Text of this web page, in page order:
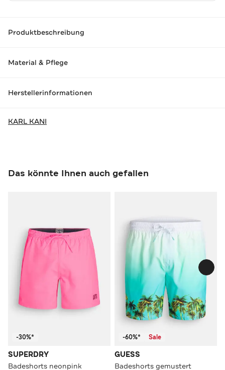
Produktbeschreibung
Material & Pflege
Herstellerinformationen
KARL KANI
Das könnte Ihnen auch gefallen
-30%*
SUPERDRY
Badeshorts neonpink
-60%* Sale
GUESS
Badeshorts gemustert